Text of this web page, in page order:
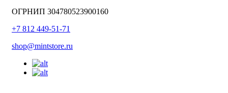
ОГРНИП 304780523900160
+7 812 449-51-71
shop@mintstore.ru